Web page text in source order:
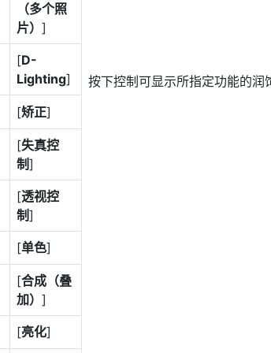
按下控制可显示所指定功能的润
（多个照
片） ]
[D-
Lighting]
[矫正]
[失真控
制]
[透视控
制]
[单色]
[合成（叠
加） ]
[亮化]